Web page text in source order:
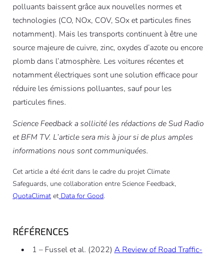
polluants baissent grâce aux nouvelles normes et
technologies (CO, NOx, COV, SOx et particules fines
notamment). Mais les transports continuent à être une
source majeure de cuivre, zinc, oxydes d’azote ou encore
plomb dans l’atmosphère. Les voitures récentes et
notamment électriques sont une solution efficace pour
réduire les émissions polluantes, sauf pour les
particules fines.
Science Feedback a sollicité les rédactions de Sud Radio
et BFM TV. L’article sera mis à jour si de plus amples
informations nous sont communiquées.
Cet article a été écrit dans le cadre du projet Climate
Safeguards, une collaboration entre Science Feedback,
QuotaClimatetData for Good.
RÉFÉRENCES
1 – Fussel et al. (2022) A Review of Road Traffic-